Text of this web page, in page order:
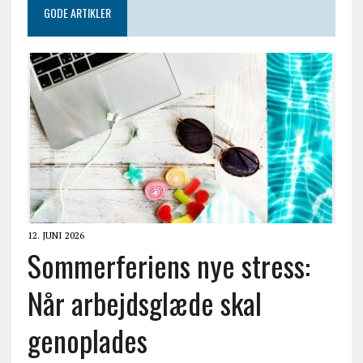
GODE ARTIKLER
12. JUNI 2026
Sommerferiens nye stress:
Når arbejdsglæde skal
genoplades